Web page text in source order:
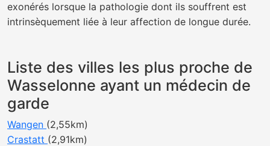
exonérés lorsque la pathologie dont ils souffrent est
intrinsèquement liée à leur affection de longue durée.
Liste des villes les plus proche de
Wasselonne ayant un médecin de
garde
Wangen (2,55km)
Crastatt (2,91km)